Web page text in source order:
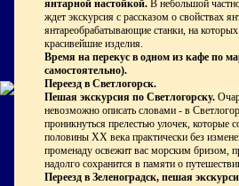
янтарной настойкой. В небольшой
ждет экскурсия с рассказом о свойствах
янтареобрабатывающие станки, на
красивейшие изделия.
Время на перекус в одном из кафе по
самостоятельно).
Переезд в Светлогорск.
Пешая экскурсия по Светлогорску.
невозможно описать словами - в
проникнуться прелестью улочек, которые
половины XX века практически без
променаду освежит вас морским бризом,
надолго сохранится в памяти о
Переезд в Зеленоградск, пешая